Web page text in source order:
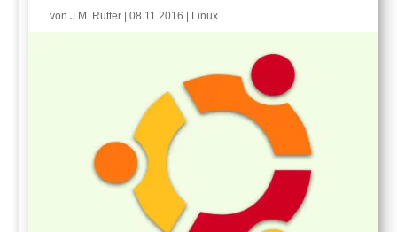
vonJ.M. Rütter |08.11.2016 Linux